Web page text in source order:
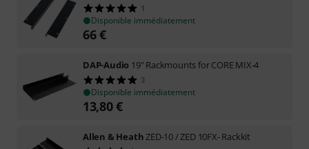
1
Disponible immédiatement
66€
DAP-Audio 19" Rackmounts for CORE MIX-4
3
Disponible immédiatement
13,80€
Allen & HeathZED-10 / ZED 10FX- Rackkit